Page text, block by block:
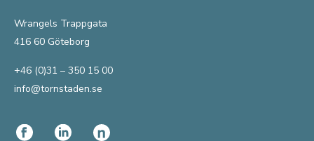
Wrangels Trappgata
416 60 Göteborg
+46 (0)31 – 350 15 00
info@tornstaden.se